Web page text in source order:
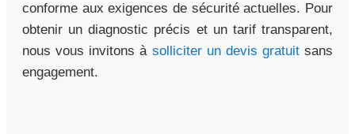
conforme aux exigences de sécurité actuelles. Pour
obtenir un diagnostic précis et un tarif transparent,
nous vous invitons à solliciter un devis gratuitsans
engagement.